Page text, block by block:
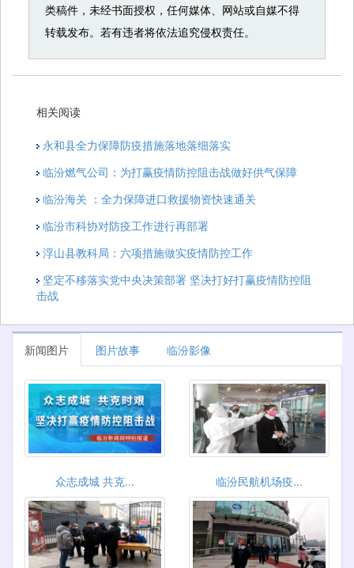
类稿件，未经书面授权，任何媒体、网站或自媒不得
转载发布。若有违者将依法追究侵权责任。
相关阅读
永和县全力保障防疫措施落地落细落实
临汾燃气公司：为打赢疫情防控阻击战做好供气保障
临汾海关 ：全力保障进口救援物资快速通关
临汾市科协对防疫工作进行再部署
浮山县教科局：六项措施做实疫情防控工作
坚定不移落实党中央决策部署 坚决打好打赢疫情防控阻
击战
新闻图片 图片故事 临汾影像
众志成城 共克... 临汾民航机场疫...